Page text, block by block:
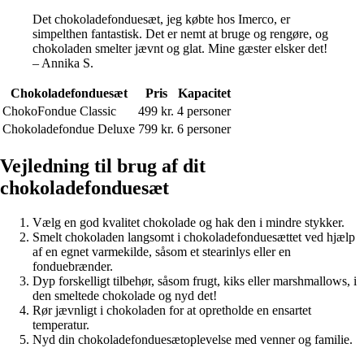
Det chokoladefonduesæt, jeg købte hos Imerco, er
simpelthen fantastisk. Det er nemt at bruge og rengøre, og
chokoladen smelter jævnt og glat. Mine gæster elsker det!
– Annika S.
Chokoladefonduesæt Pris
Kapacitet
ChokoFondue Classic
499 kr. 4 personer
Chokoladefondue Deluxe 799 kr. 6 personer
Vejledning til brug af dit
chokoladefonduesæt
Vælg en god kvalitet chokolade og hak den i mindre stykker.
Smelt chokoladen langsomt i chokoladefonduesættet ved hjælp
af en egnet varmekilde, såsom et stearinlys eller en
fonduebrænder.
Dyp forskelligt tilbehør, såsom frugt, kiks eller marshmallows, i
den smeltede chokolade og nyd det!
Rør jævnligt i chokoladen for at opretholde en ensartet
temperatur.
Nyd din chokoladefonduesætoplevelse med venner og familie.